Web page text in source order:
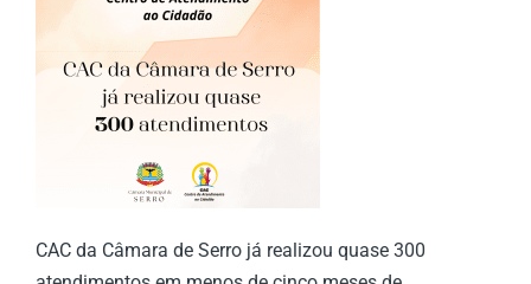
CAC da Câmara de Serro já realizou quase 300